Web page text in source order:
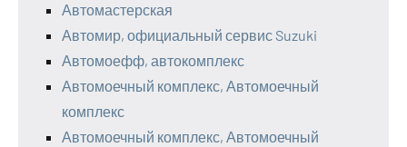
Автомастерская
Автомир, официальный сервис Suzuki
Автомоефф, автокомплекс
Автомоечный комплекс, Автомоечный
комплекс
Автомоечный комплекс, Автомоечный